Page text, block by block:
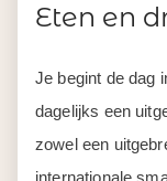
Eten en
Je begint de dag
dagelijks een
zowel een
internationale